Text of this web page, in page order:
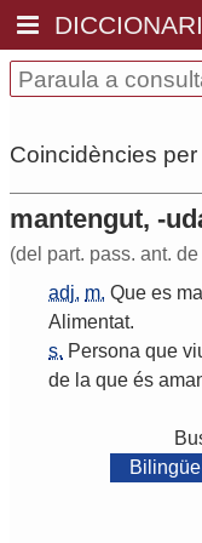
Coincidències per
mantengut, -
(del part. pass. ant. de
adj. m. Que es
Alimentat.
s. Persona que
de la que és
Bilingüe